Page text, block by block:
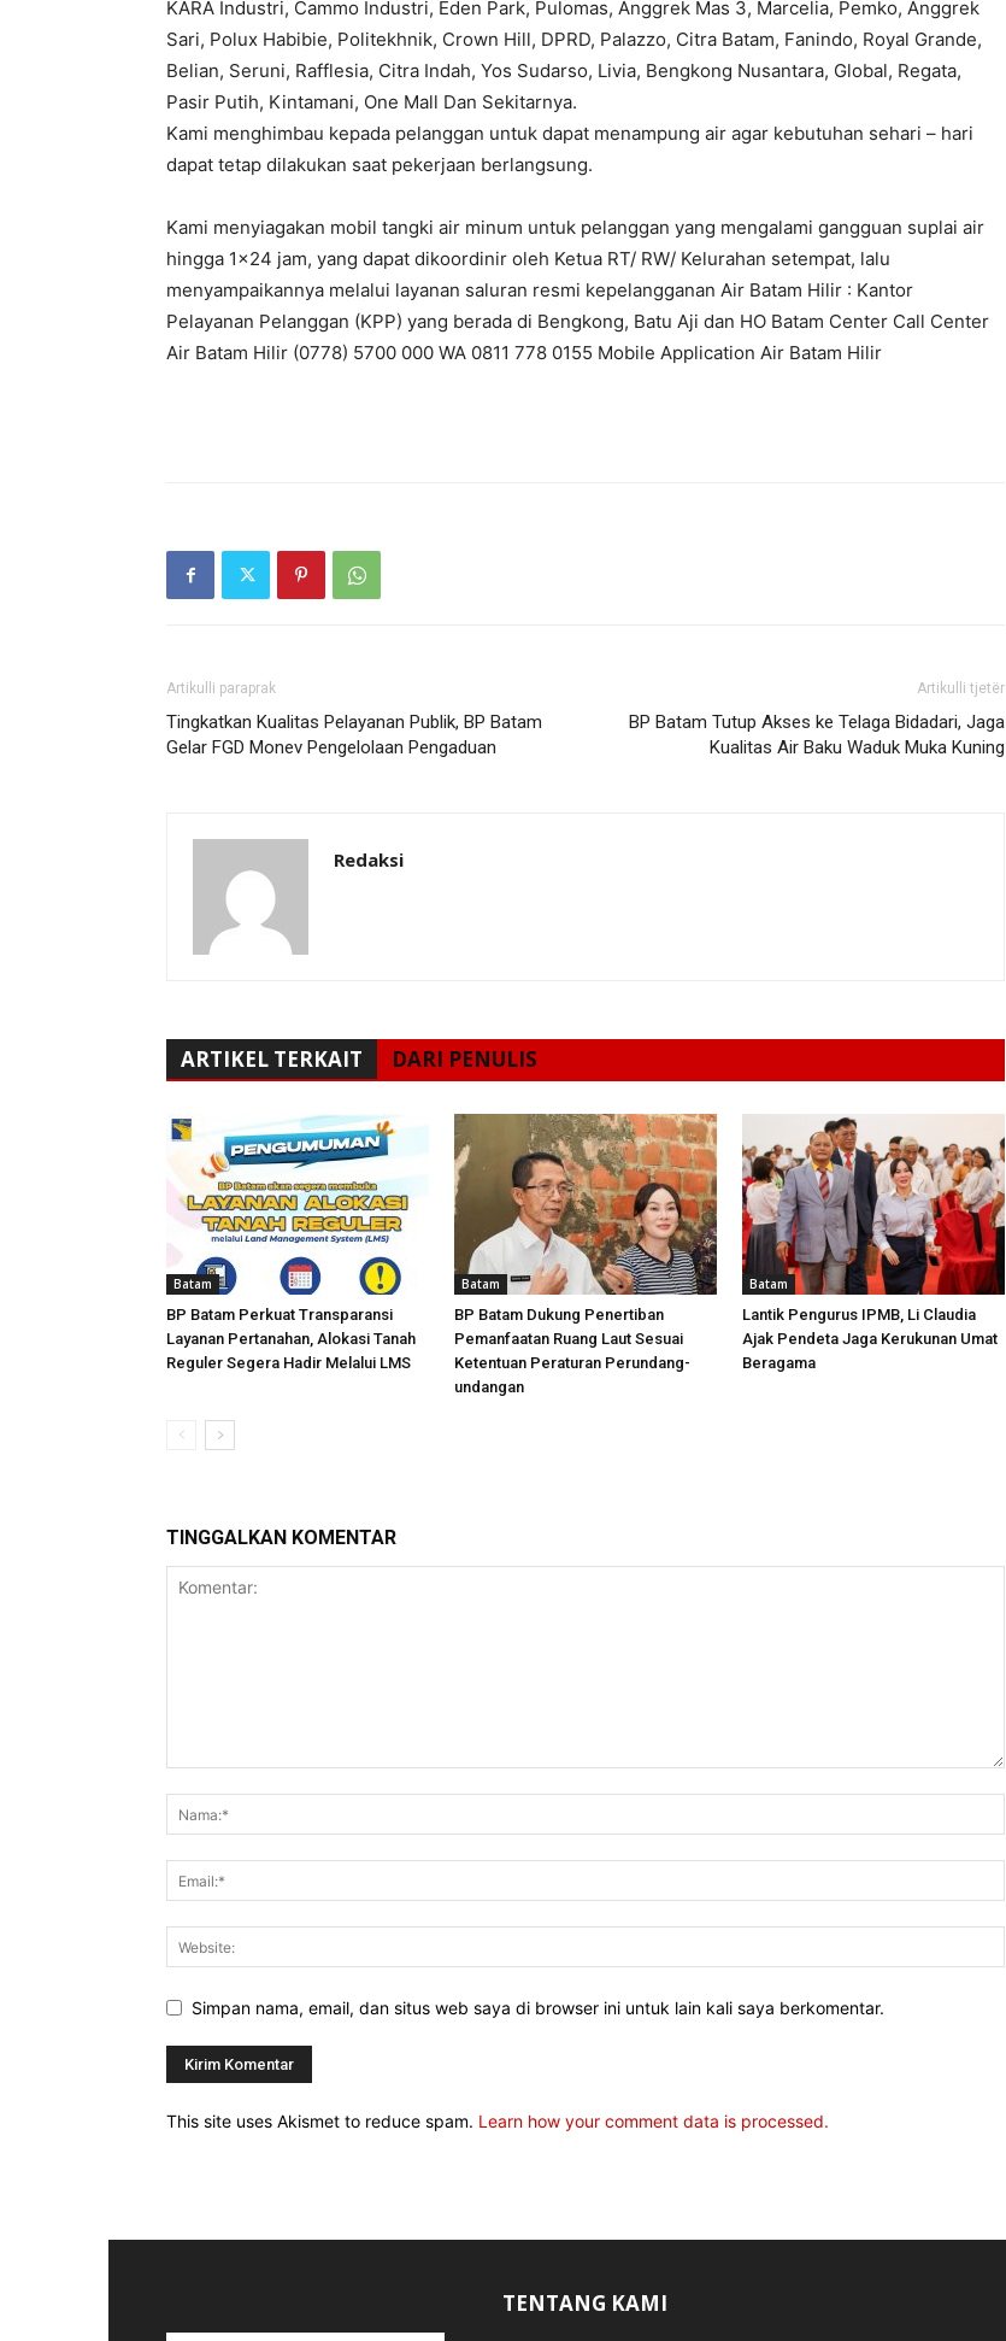
KARA Industri, Cammo Industri, Eden Park, Pulomas, Anggrek Mas 3, Marcelia, Pemko, Anggrek
Sari, Polux Habibie, Politekhnik, Crown Hill, DPRD, Palazzo, Citra Batam, Fanindo, Royal Grande,
Belian, Seruni, Rafflesia, Citra Indah, Yos Sudarso, Livia, Bengkong Nusantara, Global, Regata,
Pasir Putih, Kintamani, One Mall Dan Sekitarnya.
Kami menghimbau kepada pelanggan untuk dapat menampung air agar kebutuhan sehari – hari
dapat tetap dilakukan saat pekerjaan berlangsung.
Kami menyiagakan mobil tangki air minum untuk pelanggan yang mengalami gangguan suplai air
hingga 1×24 jam, yang dapat dikoordinir oleh Ketua RT/ RW/ Kelurahan setempat, lalu
menyampaikannya melalui layanan saluran resmi kepelangganan Air Batam Hilir : Kantor
Pelayanan Pelanggan (KPP) yang berada di Bengkong, Batu Aji dan HO Batam Center Call Center
Air Batam Hilir (0778) 5700 000 WA 0811 778 0155 Mobile Application Air Batam Hilir
Artikulli paraprak
Tingkatkan Kualitas Pelayanan Publik, BP Batam
Gelar FGD Monev Pengelolaan Pengaduan
Artikulli tjetër
BP Batam Tutup Akses ke Telaga Bidadari, Jaga
Kualitas Air Baku Waduk Muka Kuning
Redaksi
ARTIKEL TERKAIT DARI PENULIS
Batam
BP Batam Perkuat Transparansi
Layanan Pertanahan, Alokasi Tanah
Reguler Segera Hadir Melalui LMS
Batam
BP Batam Dukung Penertiban
Pemanfaatan Ruang Laut Sesuai
Ketentuan Peraturan Perundang-
undangan
Batam
Lantik Pengurus IPMB, Li Claudia
Ajak Pendeta Jaga Kerukunan Umat
Beragama
TINGGALKAN KOMENTAR
Simpan nama, email, dan situs web saya di browser ini untuk lain kali saya berkomentar.
This site uses Akismet to reduce spam. Learn how your comment data is processed.
TENTANG KAMI